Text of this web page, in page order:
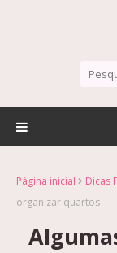
Página inicial Dicas
organizar quartos